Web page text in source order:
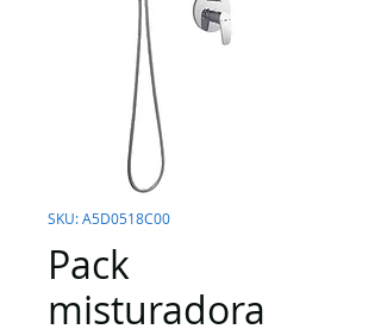
SKU: A5D0518C00
Pack
misturadora